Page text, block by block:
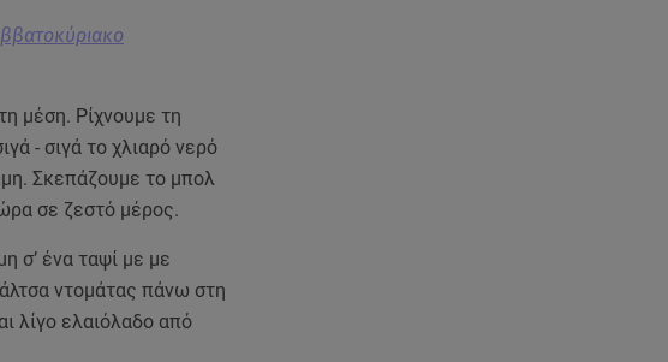
μέση. Ρίχνουμε τη
- σιγά το χλιαρό νερό
Σκεπάζουμε το μπολ
σε ζεστό μέρος.
σ’ ένα ταψί με με
ντομάτας πάνω στη
λίγο ελαιόλαδο από